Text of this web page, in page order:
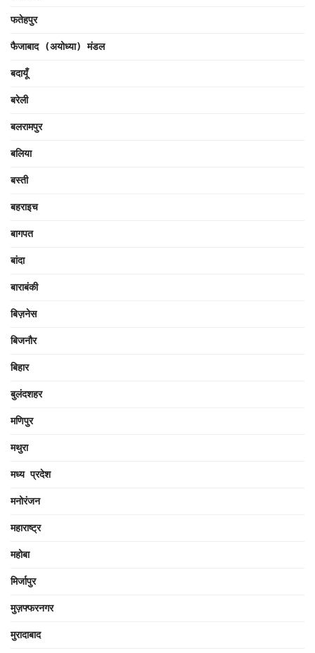
फतेहपुर
फैजाबाद (अयोध्या) मंडल
बदायूँ
बरेली
बलरामपुर
बलिया
बस्ती
बहराइच
बागपत
बांदा
बाराबंकी
बिज़नेस
बिजनौर
बिहार
बुलंदशहर
मणिपुर
मथुरा
मध्य प्रदेश
मनोरंजन
महाराष्ट्र
महोबा
मिर्जापुर
मुज़फ्फरनगर
मुरादाबाद